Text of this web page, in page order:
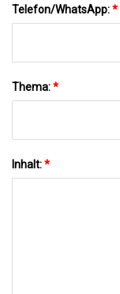
Telefon/WhatsApp:*
Thema:*
Inhalt:*